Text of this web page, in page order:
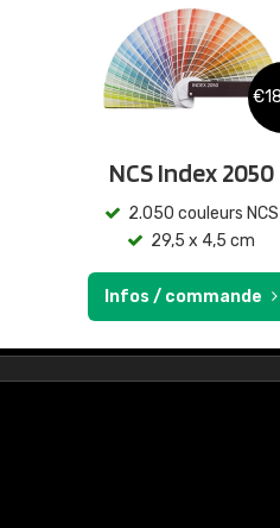
NCS Index 2050
2.050 couleurs NCS
29,5 x 4,5 cm
Infos / commande